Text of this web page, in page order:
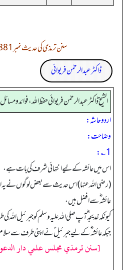
سنن ترمذی کی حدیث نمبر 3881 کے فوائد و مسائل
ڈاکٹر عبدالرحمٰن فریوائی
الشیخ ڈاکٹر عبد الرحمٰن فریوائی حفظ اللہ، فوائد و
اردو حاشہ:
وضاحت:
1؎:
اس میں عائشہ کے لیے انتہائی شرف کی بات ہے،
(رضی اللہ عنہا) اس حدیث سے بعض لوگوں نے یہ
عائشہ ؓ سے افضل ہیں،
کیونکہ خدیجہ ؓ آپ صلی اللہ علیہ وسلم کو جبرئیل
جبکہ عائشہ ؓ کے لیے جبرئیل ؑ نے اپنی طرف سے سلام
[سنن ترمذي مجلس علمي دار